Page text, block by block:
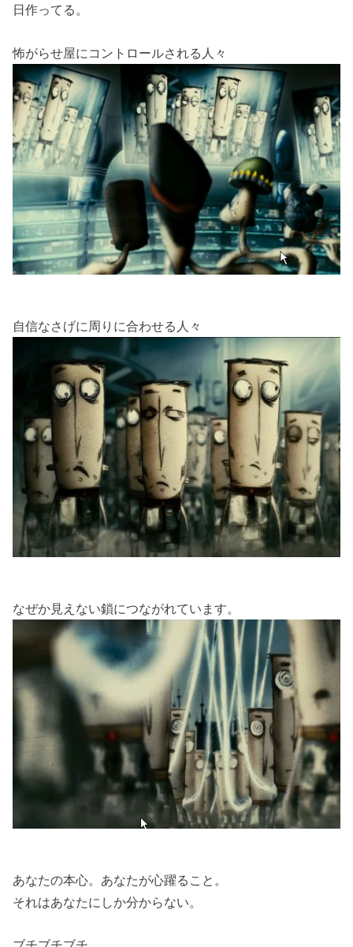
日作ってる。
怖がらせ屋にコントロールされる人々
自信なさげに周りに合わせる人々
なぜか見えない鎖につながれています。
あなたの本心。あなたが心躍ること。
それはあなたにしか分からない。